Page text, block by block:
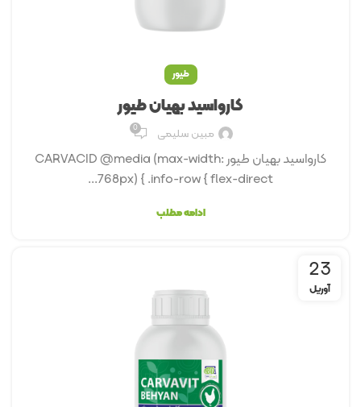
طیور
کارواسید بهیان طیور
مبین سلیمی 0
کارواسید بهیان طیور CARVACID @media (max-width:
768px) { .info-row { flex-direct...
ادامه مطلب
23
آوریل